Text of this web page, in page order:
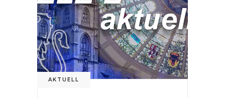
AKTUELL